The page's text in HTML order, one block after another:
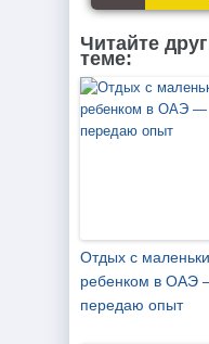
Читайте
теме:
Отдых с
ребенком в ОАЭ
передаю опыт